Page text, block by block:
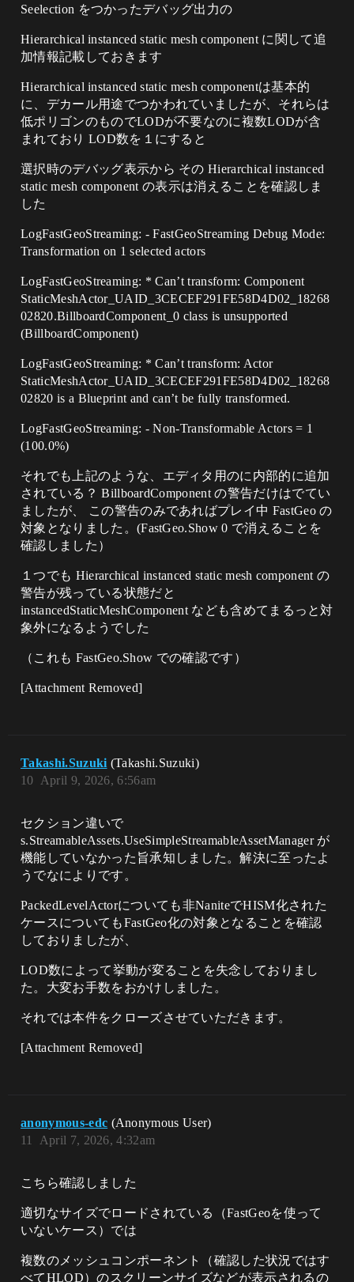
Seelection をつかったデバッグ出力の
Hierarchical instanced static mesh component に関して追
加情報記載しておきます
Hierarchical instanced static mesh componentは基本的
に、デカール用途でつかわれていましたが、それらは
低ポリゴンのものでLODが不要なのに複数LODが含
まれており LOD数を１にすると
選択時のデバッグ表示から その Hierarchical instanced
static mesh component の表示は消えることを確認しま
した
LogFastGeoStreaming: - FastGeoStreaming Debug Mode:
Transformation on 1 selected actors
LogFastGeoStreaming: * Can’t transform: Component
StaticMeshActor_UAID_3CECEF291FE58D4D02_18268
02820.BillboardComponent_0 class is unsupported
(BillboardComponent)
LogFastGeoStreaming: * Can’t transform: Actor
StaticMeshActor_UAID_3CECEF291FE58D4D02_18268
02820 is a Blueprint and can’t be fully transformed.
LogFastGeoStreaming: - Non-Transformable Actors = 1
(100.0%)
それでも上記のような、エディタ用のに内部的に追加
されている？ BillboardComponent の警告だけはでてい
ましたが、 この警告のみであればプレイ中 FastGeo の
対象となりました。(FastGeo.Show 0 で消えることを
確認しました）
１つでも Hierarchical instanced static mesh component の
警告が残っている状態だと
instancedStaticMeshComponent なども含めてまるっと対
象外になるようでした
（これも FastGeo.Show での確認です）​
[Attachment Removed]
Takashi.Suzuki (Takashi.Suzuki)
April 9, 2026, 6:56am
10
セクション違いで
s.StreamableAssets.UseSimpleStreamableAssetManager が
機能していなかった旨承知しました。解決に至ったよ
うでなによりです。
PackedLevelActorについても非NaniteでHISM化された
ケースについてもFastGeo化の対象となることを確認
しておりましたが、
LOD数によって挙動が変ることを失念しておりまし
た。大変お手数をおかけしました。
それでは本件をクローズさせていただきます。
[Attachment Removed]
anonymous-edc (Anonymous User)
April 7, 2026, 4:32am
11
こちら確認しました
適切なサイズでロードされている（FastGeoを使って
いないケース）では
複数のメッシュコンポーネント（確認した状況ではす
べてHLOD）のスクリーンサイズなどが表示されるの